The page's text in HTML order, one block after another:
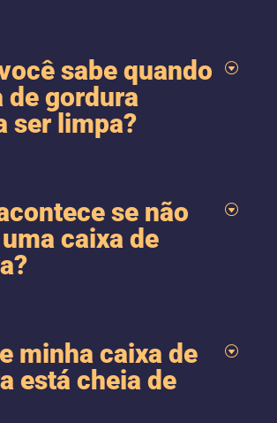
sabe quando
de gordura
ser limpa?
se não
caixa de
minha caixa de
está cheia de